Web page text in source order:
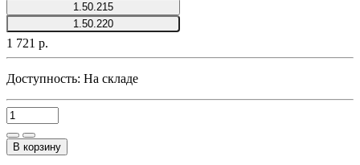
1.50.215
1.50.220
1 721 р.
Доступность: На складе
В корзину